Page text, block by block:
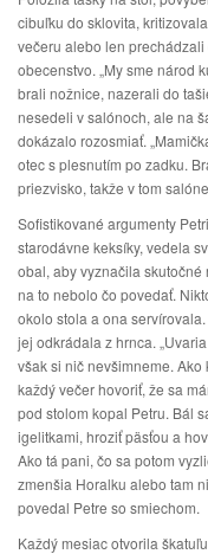
cibuľku do sklovita,
večeru alebo len
obecenstvo. „My sme národ
brali nožnice, nazerali do
nesedeli v salónoch, ale na
dokázalo rozosmiať.
otec s plesnutím po zadku.
priezvisko, takže v tom
Sofistikované argumenty
starodávne keksíky, vedela
obal, aby vyznačila skutočné
na to nebolo čo povedať.
okolo stola a ona
jej odkrádala z hrnca.
však si nič nevšimneme.
každý večer hovoriť, že sa
pod stolom kopal Petru. Bál
igelitkami, hroziť päsťou a
Ako tá pani, čo sa potom
zmenšia Horalku alebo tam
povedal Petre so smiechom.
Každý mesiac otvorila